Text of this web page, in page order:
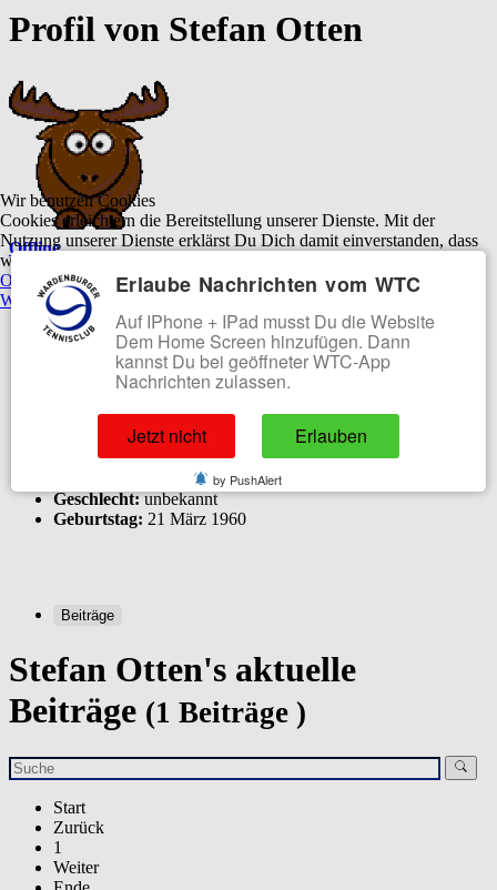
Profil von Stefan Otten
Offline
Benutzertyp: Benutzer
Rang:
Registriert seit: 04 Mai 2024
Zuletzt angemeldet: 3 Monate 2 Wochen her
Zeitzone: UTC +2:00
1
Profilaufrufe: 58
Geschlecht: unbekannt
Geburtstag: 21 März 1960
Beiträge
Stefan Otten's aktuelle
Beiträge (1 Beiträge )
Start
Zurück
1
Weiter
Wir benutzen Cookies
Cookies erleichtern die Bereitstellung unserer Dienste. Mit der
Nutzung unserer Dienste erklärst Du Dich damit einverstanden, dass
wir Cookies verwenden.
OK
Ablehnen
Weitere Informationen
Erlaube Nachrichten vom WTC
Auf IPhone + IPad musst Du die Website
Dem Home Screen hinzufügen. Dann
kannst Du bei geöffneter WTC-App
Nachrichten zulassen.
Jetzt nicht Erlauben
by PushAlert